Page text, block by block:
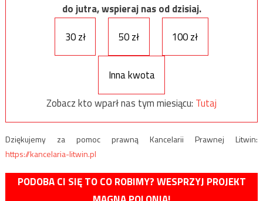
do jutra, wspieraj nas od dzisiaj.
30 zł
50 zł 100 zł
Inna kwota
Zobacz kto wparł nas tym miesiącu: Tutaj
Dziękujemy za pomoc prawną Kancelarii Prawnej Litwin:
https://kancelaria-litwin.pl
PODOBA CI SIĘ TO CO ROBIMY? WESPRZYJ PROJEKT